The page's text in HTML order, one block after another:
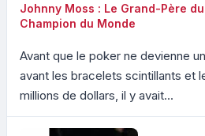
Johnny Moss : Le Grand-Père
Champion du Monde
Avant que le poker ne devienne
avant les bracelets scintillants et
millions de dollars, il y avait...